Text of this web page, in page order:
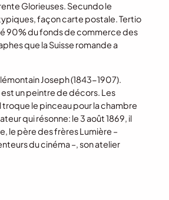
Glorieuses. Secundo le
façon carte postale. Tertio
90% du fonds de commerce des
que la Suisse romande a
Joseph (1843-1907).
un peintre de décors. Les
le pinceau pour la chambre
qui résonne: le 3 août 1869, il
le père des frères Lumière –
du cinéma –, son atelier